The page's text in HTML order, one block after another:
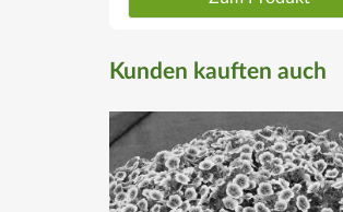
Kunden kauften auch